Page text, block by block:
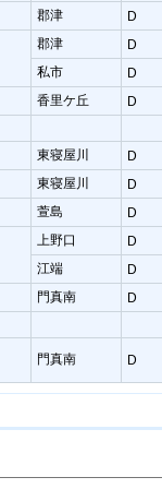
郡津 D
郡津
D
私市
D
香里ケ丘
D
東寝屋川
D
東寝屋川
D
萱島 D
上野口
D
江端
D
門真南
D
門真南 D